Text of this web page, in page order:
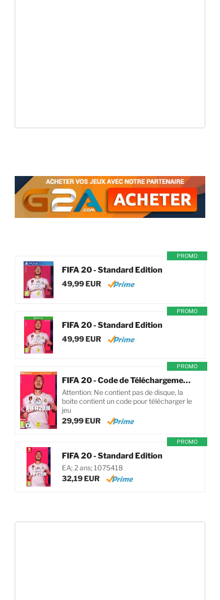
PROMO
FIFA 20 - Standard Edition
49,99 EUR
PROMO
FIFA 20 - Standard Edition
49,99 EUR
PROMO
FIFA 20 - Code de Téléchargement pour PC
Attention: Ne contient pas de disque, la
boite contient un code pour télécharger le
jeu
29,99 EUR
PROMO
FIFA 20 - Standard Edition
EA; 2 ans; 1075418
32,19 EUR